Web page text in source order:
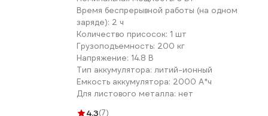
Время беспрерывной работы (на одном
заряде): 2 ч
Количество присосок: 1 шт
Грузоподъемность: 200 кг
Напряжение: 14.8 В
Тип аккумулятора: литий-ионный
Емкость аккумулятора: 2000 А*ч
Для листового металла: нет
4.3(7)